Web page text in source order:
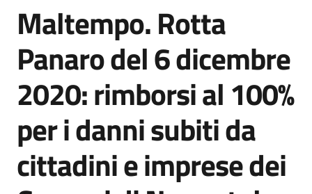
Risorse
Agenzia
di
informazione
comunicazione
Salta al contenuto
Maltempo. Rotta
Panaro del 6 dicembre
2020: rimborsi al 100%
per i danni subiti da
cittadini e imprese dei